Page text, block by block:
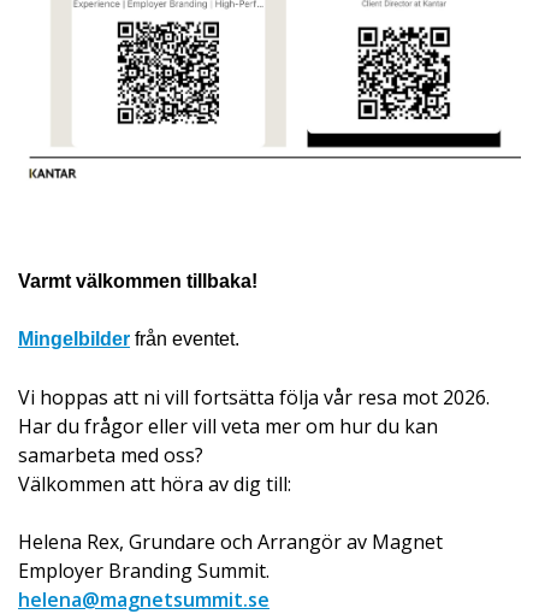
Varmt välkommen tillbaka!
Mingelbilder från eventet.
Vi hoppas att ni vill fortsätta följa vår resa mot 2026.
Har du frågor eller vill veta mer om hur du kan
samarbeta med oss?
Välkommen att höra av dig till:
Helena Rex, Grundare och Arrangör av Magnet
Employer Branding Summit.
helena@magnetsummit.se